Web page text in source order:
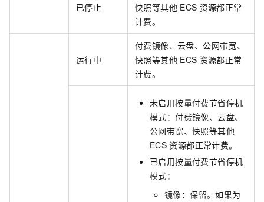
已停止
快照等其他 ECS 资源都正常
计费。
运行中
付费镜像、云盘、公网带宽、
快照等其他 ECS 资源都正常
计费。
未启用按量付费节省停机
模式：付费镜像、云盘、
公网带宽、快照等其他
ECS 资源都正常计费。
已启用按量付费节省停机
模式：
镜像：保留。如果为